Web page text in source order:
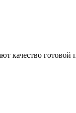
качество готовой